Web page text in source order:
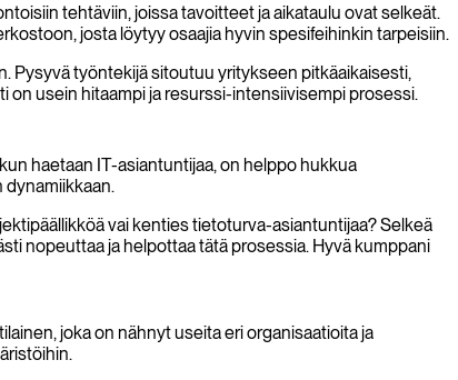
tehtäviin, joissa tavoitteet ja aikataulu ovat selkeät.
josta löytyy osaajia hyvin spesifeihinkin tarpeisiin.
Pysyvä työntekijä sitoutuu yritykseen pitkäaikaisesti,
usein hitaampi ja resurssi-intensiivisempi prosessi.
haetaan IT-asiantuntijaa, on helppo hukkua
vai kenties tietoturva-asiantuntijaa? Selkeä
nopeuttaa ja helpottaa tätä prosessia. Hyvä kumppani
joka on nähnyt useita eri organisaatioita ja